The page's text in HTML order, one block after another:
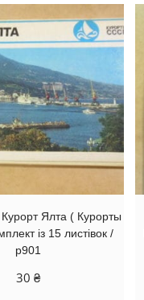
Ялта ( Курорты
із 15 листівок /
р901
30₴